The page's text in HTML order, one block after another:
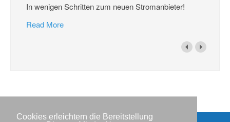
Cookies erleichtern die Bereitstellung
In wenigen Schritten zum neuen Stromanbieter!
Read More